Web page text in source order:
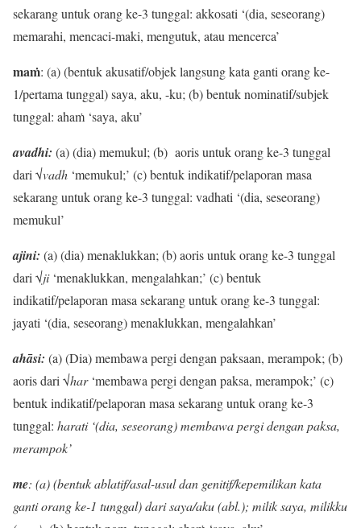
sekarang untuk orang ke-3 tunggal: akkosati ‘(dia, seseorang)
memarahi, mencaci-maki, mengutuk, atau mencerca’
maṁ: (a) (bentuk akusatif/objek langsung kata ganti orang ke-
1/pertama tunggal) saya, aku, -ku; (b) bentuk nominatif/subjek
tunggal: ahaṁ ‘saya, aku’
avadhi: (a) (dia) memukul; (b) aoris untuk orang ke-3 tunggal
dari √vadh ‘memukul;’ (c) bentuk indikatif/pelaporan masa
sekarang untuk orang ke-3 tunggal: vadhati ‘(dia, seseorang)
memukul’
ajini: (a) (dia) menaklukkan; (b) aoris untuk orang ke-3 tunggal
dari √ji‘menaklukkan, mengalahkan;’ (c) bentuk
indikatif/pelaporan masa sekarang untuk orang ke-3 tunggal:
jayati ‘(dia, seseorang) menaklukkan, mengalahkan’
ahāsi: (a) (Dia) membawa pergi dengan paksaan, merampok; (b)
aoris dari √har‘membawa pergi dengan paksa, merampok;’ (c)
bentuk indikatif/pelaporan masa sekarang untuk orang ke-3
tunggal: harati ‘(dia, seseorang) membawa pergi dengan paksa,
merampok’
me: (a) (bentuk ablatif/asal-usul dan genitif/kepemilikan kata
ganti orang ke-1 tunggal) dari saya/aku (abl.); milik saya, milikku